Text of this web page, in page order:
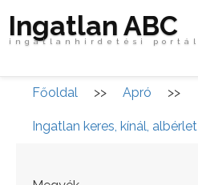
Ingatlan ABC
ingatlanhirdetési portál
Főoldal >> Apró >>
Ingatlan keres, kínál, albérlet